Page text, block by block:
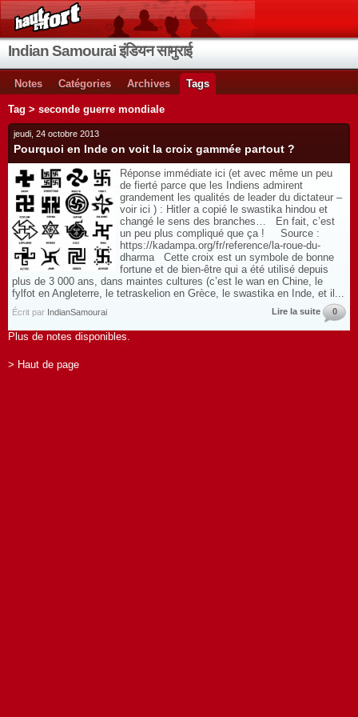
Indian Samourai इंडियन सामुराई
Notes Catégories Archives Tags
Tag > seconde guerre mondiale
jeudi, 24 octobre 2013
Pourquoi en Inde on voit la croix gammée partout ?
Réponse immédiate ici (et avec même un peu
de fierté parce que les Indiens admirent
grandement les qualités de leader du dictateur –
voir ici ) : Hitler a copié le swastika hindou et
changé le sens des branches… En fait, c’est
un peu plus compliqué que ça ! Source :
https://kadampa.org/fr/reference/la-roue-du-
dharma Cette croix est un symbole de bonne
fortune et de bien-être qui a été utilisé depuis
plus de 3 000 ans, dans maintes cultures (c’est le wan en Chine, le
fylfot en Angleterre, le tetraskelion en Grèce, le swastika en Inde, et il...
Écrit par IndianSamourai Lire la suite 0
Plus de notes disponibles.
> Haut de page